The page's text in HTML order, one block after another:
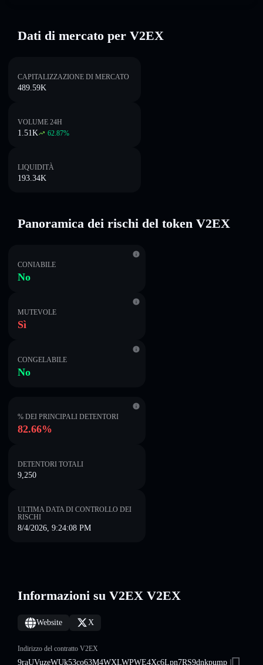
Dati di mercato per V2EX
CAPITALIZZAZIONE DI MERCATO
489.59K
VOLUME 24H
1.51K 62.87%
LIQUIDITÀ
193.34K
Panoramica dei rischi del token V2EX
CONIABILE
No
MUTEVOLE
Sì
CONGELABILE
No
% DEI PRINCIPALI DETENTORI
82.66%
DETENTORI TOTALI
9,250
ULTIMA DATA DI CONTROLLO DEI
RISCHI
8/4/2026, 9:24:08 PM
Informazioni su V2EX V2EX
Website X
Indirizzo del contratto V2EX
9raUVuzeWUk53co63M4WXLWPWE4Xc6Lpn7RS9dnkpump